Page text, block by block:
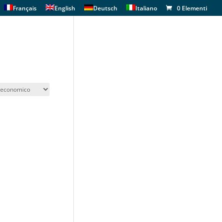
Français English Deutsch Italiano 0 Elementi